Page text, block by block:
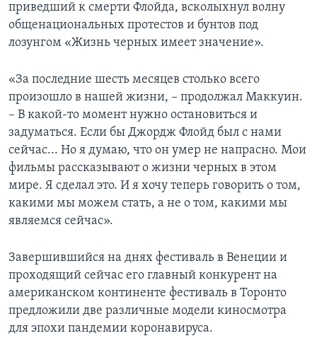
приведший к смерти Флойда, всколыхнул волну
общенациональных протестов и бунтов под
лозунгом «Жизнь черных имеет значение».
«За последние шесть месяцев столько всего
произошло в нашей жизни, – продолжал Маккуин.
– В какой-то момент нужно остановиться и
задуматься. Если бы Джордж Флойд был с нами
сейчас... Но я думаю, что он умер не напрасно. Мои
фильмы рассказывают о жизни черных в этом
мире. Я сделал это. И я хочу теперь говорить о том,
какими мы можем стать, а не о том, какими мы
являемся сейчас».
Завершившийся на днях фестиваль в Венеции и
проходящий сейчас его главный конкурент на
американском континенте фестиваль в Торонто
предложили две различные модели киносмотра
для эпохи пандемии коронавируса.